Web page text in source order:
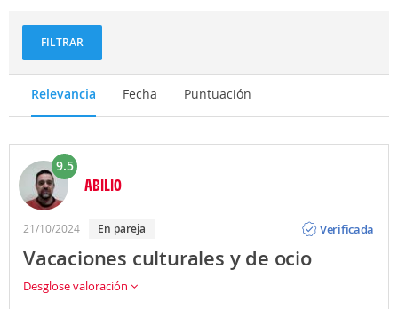
FILTRAR
Relevancia Fecha Puntuación
9.5
ABILIO
21/10/2024 En pareja
Verificada
Vacaciones culturales y de ocio
Desglose valoración